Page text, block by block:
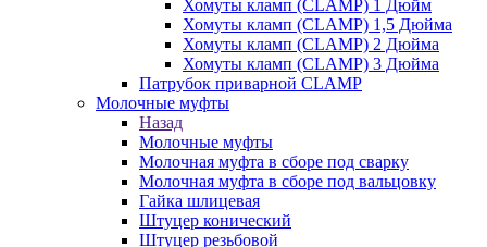
Хомуты кламп (CLAMP) 1 Дюйм
Хомуты кламп (CLAMP) 1,5 Дюйма
Хомуты кламп (CLAMP) 2 Дюйма
Хомуты кламп (CLAMP) 3 Дюйма
Патрубок приварной CLAMP
Молочные муфты
Назад
Молочные муфты
Молочная муфта в сборе под сварку
Молочная муфта в сборе под вальцовку
Гайка шлицевая
Штуцер конический
Штуцер резьбовой